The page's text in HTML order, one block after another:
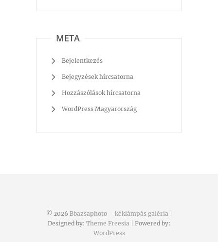
META
Bejelentkezés
Bejegyzések hírcsatorna
Hozzászólások hírcsatorna
WordPress Magyarország
© 2026 Bbazsaphoto – kéklámpás galéria
Designed by: Theme Freesia | Powered by:
WordPress